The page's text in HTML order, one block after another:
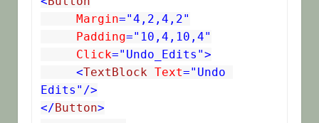
Margin="4,2,4,2"
Padding="10,4,10,4"
Click="Undo_Edits">
<TextBlock Text="Undo
Edits"/>
</Button>